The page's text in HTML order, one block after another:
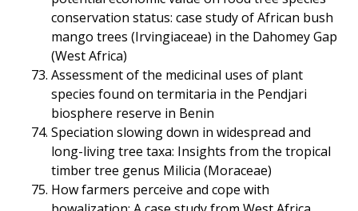
conservation status: case study of African bush
mango trees (Irvingiaceae) in the Dahomey Gap
(West Africa)
Assessment of the medicinal uses of plant
species found on termitaria in the Pendjari
biosphere reserve in Benin
Speciation slowing down in widespread and
long-living tree taxa: Insights from the tropical
timber tree genus Milicia (Moraceae)
How farmers perceive and cope with